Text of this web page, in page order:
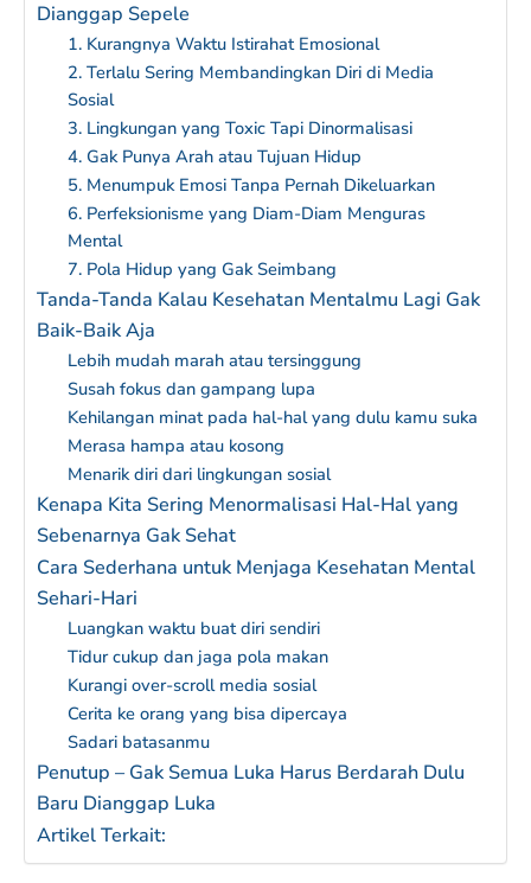
Dianggap Sepele
1. Kurangnya Waktu Istirahat Emosional
2. Terlalu Sering Membandingkan Diri di Media
Sosial
3. Lingkungan yang Toxic Tapi Dinormalisasi
4. Gak Punya Arah atau Tujuan Hidup
5. Menumpuk Emosi Tanpa Pernah Dikeluarkan
6. Perfeksionisme yang Diam-Diam Menguras
Mental
7. Pola Hidup yang Gak Seimbang
Tanda-Tanda Kalau Kesehatan Mentalmu Lagi Gak
Baik-Baik Aja
Lebih mudah marah atau tersinggung
Susah fokus dan gampang lupa
Kehilangan minat pada hal-hal yang dulu kamu suka
Merasa hampa atau kosong
Menarik diri dari lingkungan sosial
Kenapa Kita Sering Menormalisasi Hal-Hal yang
Sebenarnya Gak Sehat
Cara Sederhana untuk Menjaga Kesehatan Mental
Sehari-Hari
Luangkan waktu buat diri sendiri
Tidur cukup dan jaga pola makan
Kurangi over-scroll media sosial
Cerita ke orang yang bisa dipercaya
Sadari batasanmu
Penutup – Gak Semua Luka Harus Berdarah Dulu
Baru Dianggap Luka
Artikel Terkait: